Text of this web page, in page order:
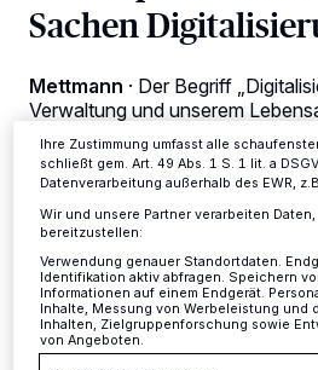
Sachen
Mettmann · Der Begriff
Verwaltung und unserem
Munde, doch ist der tatsächliche
Deutschland an vielen Stellen
Wunschdenken als Realität. In
dagegen schon geübte Praxis.
31.08.2020 , 14:19 Uhr Eine
Anzeigen möglicherweise nicht mehr so
dieses Menü jederzeit wieder aufrufen,
Ihre Einstellungen gelten innerhalb
Informationen finden Sie in unserer
Ihre Zustimmung umfasst alle
schließt gem. Art. 49 Abs. 1 S. 1 lit. a
Datenverarbeitung außerhalb des EWR,
Wir und unsere Partner verarbeiten
bereitzustellen:
Verwendung genauer Standortdaten.
Identifikation aktiv abfragen. Speichern
Informationen auf einem Endgerät.
Inhalte, Messung von Werbeleistung und
Inhalten, Zielgruppenforschung sowie
von Angeboten.